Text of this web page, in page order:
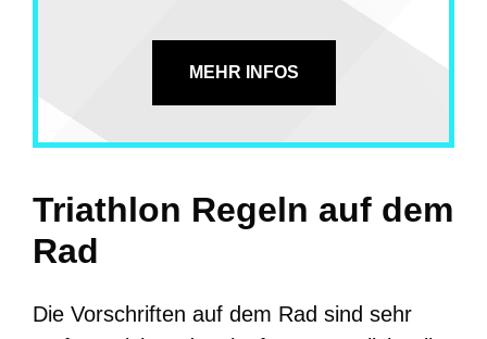
MEHR INFOS
Triathlon Regeln auf dem
Rad
Die Vorschriften auf dem Rad sind sehr